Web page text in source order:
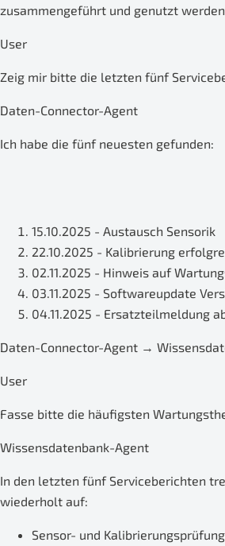
zusammengeführt und genutzt
User
Zeig mir bitte die letzten fünf
Daten-Connector-Agent
Ich habe die fünf neuesten gefunden:
15.10.2025 - Austausch Sensorik
22.10.2025 - Kalibrierung
02.11.2025 - Hinweis auf
03.11.2025 - Softwareupdate
04.11.2025 - Ersatzteilmeldung
Daten-Connector-Agent →
User
Fasse bitte die häufigsten
Wissensdatenbank-Agent
In den letzten fünf Serviceberichten
wiederholt auf:
Sensor- und